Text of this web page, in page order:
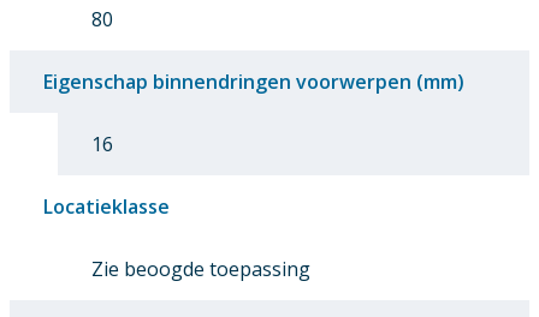
80
Eigenschap binnendringen voorwerpen (mm)
16
Locatieklasse
Zie beoogde toepassing